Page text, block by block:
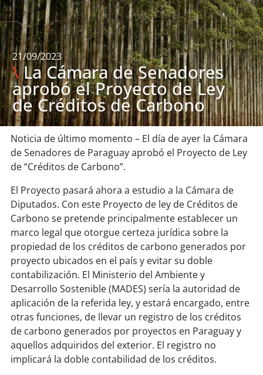
21/09/2023
\La Cámara de Senadores
aprobó el Proyecto de Ley
de Créditos de Carbono
Noticia de último momento – El día de ayer la Cámara
de Senadores de Paraguay aprobó el Proyecto de Ley
de “Créditos de Carbono”.
El Proyecto pasará ahora a estudio a la Cámara de
Diputados. Con este Proyecto de ley de Créditos de
Carbono se pretende principalmente establecer un
marco legal que otorgue certeza jurídica sobre la
propiedad de los créditos de carbono generados por
proyecto ubicados en el país y evitar su doble
contabilización. El Ministerio del Ambiente y
Desarrollo Sostenible (MADES) sería la autoridad de
aplicación de la referida ley, y estará encargado, entre
otras funciones, de llevar un registro de los créditos
de carbono generados por proyectos en Paraguay y
aquellos adquiridos del exterior. El registro no
implicará la doble contabilidad de los créditos.